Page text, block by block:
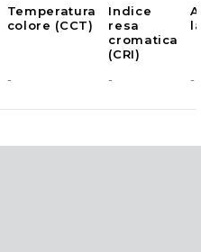
Temperatura
colore (CCT)
Indice
resa
cromatica
(CRI)
- - -